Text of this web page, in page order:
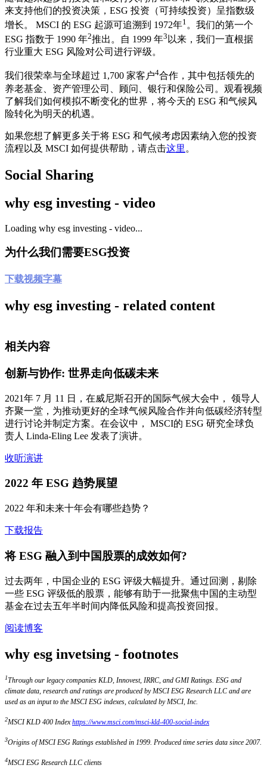
来支持他们的投资决策，ESG 投资（可持续投资）呈指数级
增长。 MSCI 的 ESG 起源可追溯到 1972年1 。我们的第一个
ESG 指数于 1990 年2推出。自 1999 年3以来，我们一直根据
行业重大 ESG 风险对公司进行评级。
我们很荣幸与全球超过 1,700 家客户4合作，其中包括领先的
养老基金、资产管理公司、顾问、银行和保险公司。观看视频
了解我们如何模拟不断变化的世界，将今天的 ESG 和气候风
险转化为明天的机遇。
如果您想了解更多关于将 ESG 和气候考虑因素纳入您的投资
流程以及 MSCI 如何提供帮助，请点击这里 。
Social Sharing
why esg investing - video
Loading why esg investing - video...
为什么我们需要ESG投资
下载视频字幕
why esg investing - related content
相关内容
创新与协作: 世界走向低碳未来
2021年 7 月 11 日，在威尼斯召开的国际气候大会中， 领导人
齐聚一堂，为推动更好的全球气候风险合作并向低碳经济转型
进行讨论并制定方案。在会议中， MSCI的 ESG 研究全球负
责人 Linda-Eling Lee 发表了演讲。
收听演讲
2022 年 ESG 趋势展望
2022 年和未来十年会有哪些趋势？
下载报告
将 ESG 融入到中国股票的成效如何?
过去两年，中国企业的 ESG 评级大幅提升。通过回测，剔除
一些 ESG 评级低的股票，能够有助于一批聚焦中国的主动型
基金在过去五年半时间内降低风险和提高投资回报。
阅读博客
why esg invetsing - footnotes
1Through our legacy companies KLD, Innovest, IRRC, and GMI Ratings. ESG and
climate data, research and ratings are produced by MSCI ESG Research LLC and are
used as an input to the MSCI ESG indexes, calculated by MSCI, Inc.
2MSCI KLD 400 Indexhttps://www.msci.com/msci-kld-400-social-index
3Origins of MSCI ESG Ratings established in 1999. Produced time series data since 2007.
4MSCI ESG Research LLC clients